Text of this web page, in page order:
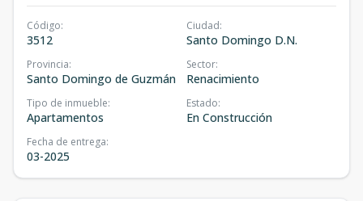
Código:
3512
Ciudad:
Santo Domingo D.N.
Provincia:
Santo Domingo de Guzmán
Sector:
Renacimiento
Tipo de inmueble:
Apartamentos
Estado:
En Construcción
Fecha de entrega:
03-2025